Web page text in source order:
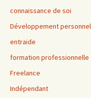
connaissance de soi
Développement personnel
entraide
formation professionnelle
Freelance
Indépendant